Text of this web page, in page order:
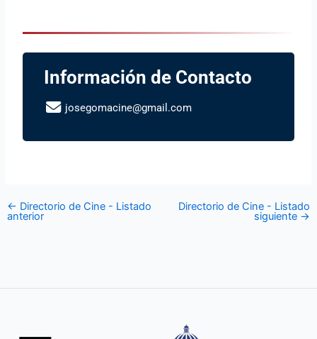
Información de Contacto
josegomacine@gmail.com
← Directorio de Cine - Listado
anterior
Directorio de Cine - Listado
siguiente →